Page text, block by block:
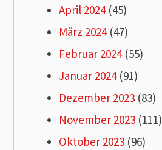
April 2024(45)
März 2024(47)
Februar 2024(55)
Januar 2024(91)
Dezember 2023 (83)
November 2023 (111)
Oktober 2023 (96)